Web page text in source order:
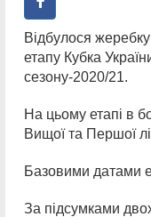
Відбулося
етапу Кубка
сезону-2020/21.
На цьому етапі в
Вищої та Першої
Базовими датами
За підсумками